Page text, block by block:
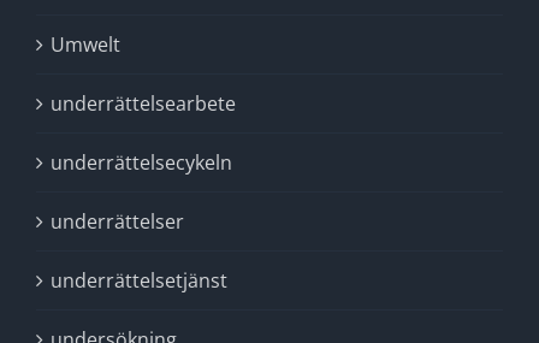
Umwelt
underrättelsearbete
underrättelsecykeln
underrättelser
underrättelsetjänst